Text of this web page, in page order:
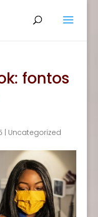
fontos
Uncategorized